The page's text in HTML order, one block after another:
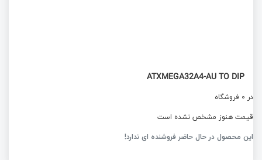
ATXMEGA32A4-AU TO DIP
در 0 فروشگاه
قیمت هنوز مشخص نشده است
این محصول در حال حاضر فروشنده ای ندارد!